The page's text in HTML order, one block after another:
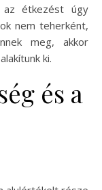
az étkezést úgy
nem teherként,
meg, akkor
ki.
és a